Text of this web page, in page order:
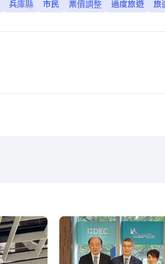
兵庫縣 市民 票價調整 過度旅遊 旅